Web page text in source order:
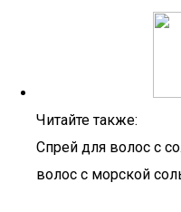
Читайте также:
Спрей для волос с
волос с морской